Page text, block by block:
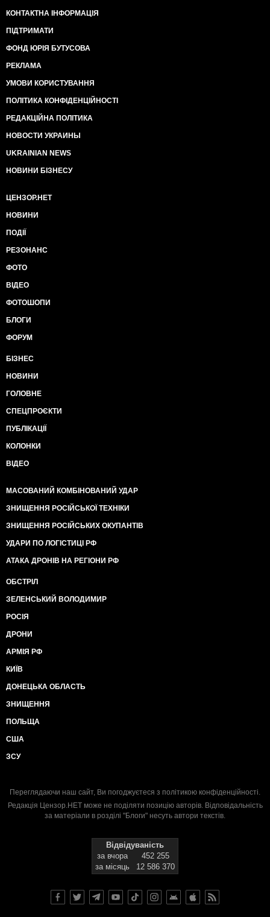
КОНТАКТНА ІНФОРМАЦІЯ
ПІДТРИМАТИ
ФОНД ЮРІЯ БУТУСОВА
РЕКЛАМА
УМОВИ КОРИСТУВАННЯ
ПОЛІТИКА КОНФІДЕНЦІЙНОСТІ
РЕДАКЦІЙНА ПОЛІТИКА
НОВОСТИ УКРАИНЫ
UKRAINIAN NEWS
НОВИНИ БІЗНЕСУ
ЦЕНЗОР.НЕТ
НОВИНИ
ПОДІЇ
РЕЗОНАНС
ФОТО
ВІДЕО
ФОТОШОПИ
БЛОГИ
ФОРУМ
БІЗНЕС
НОВИНИ
ГОЛОВНЕ
СПЕЦПРОЄКТИ
ПУБЛІКАЦІЇ
КОЛОНКИ
ВІДЕО
МАСОВАНИЙ КОМБІНОВАНИЙ УДАР
ЗНИЩЕННЯ РОСІЙСЬКОЇ ТЕХНІКИ
ЗНИЩЕННЯ РОСІЙСЬКИХ ОКУПАНТІВ
УДАРИ ПО ЛОГІСТИЦІ РФ
АТАКА ДРОНІВ НА РЕГІОНИ РФ
ОБСТРІЛ
ЗЕЛЕНСЬКИЙ ВОЛОДИМИР
РОСІЯ
ДРОНИ
АРМІЯ РФ
КИЇВ
ДОНЕЦЬКА ОБЛАСТЬ
ЗНИЩЕННЯ
ПОЛЬЩА
США
ЗСУ
Переглядаючи наш сайт, Ви погоджуєтеся з політикою конфіденційності.
Редакція Цензор.НЕТ може не поділяти позицію авторів. Відповідальність
за матеріали в розділі "Блоги" несуть автори текстів.
Відвідуваність
за вчора
452 255
за місяць
12 586 370